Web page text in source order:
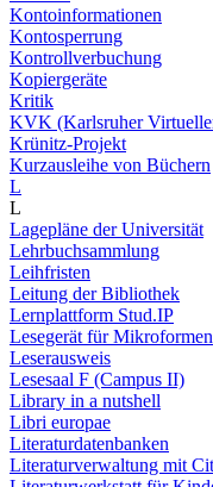
Kontoinformationen
Kontosperrung
Kontrollverbuchung
Kopiergeräte
Kritik
KVK (Karlsruher
Krünitz-Projekt
Kurzausleihe von Büchern
L
L
Lagepläne der Universität
Lehrbuchsammlung
Leihfristen
Leitung der Bibliothek
Lernplattform Stud.IP
Lesegerät für Mikroformen
Leserausweis
Lesesaal F (Campus II)
Library in a nutshell
Libri europae
Literaturdatenbanken
Literaturverwaltung mit